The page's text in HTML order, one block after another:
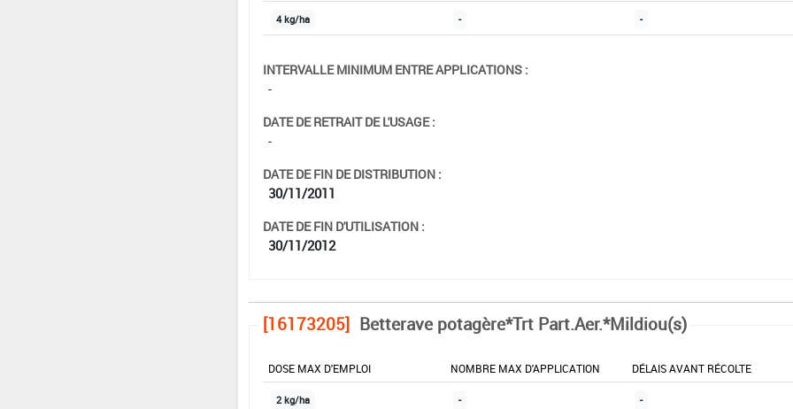
4 kg/ha - -
INTERVALLE MINIMUM ENTRE APPLICATIONS :
-
DATE DE RETRAIT DE L'USAGE :
-
DATE DE FIN DE DISTRIBUTION :
30/11/2011
DATE DE FIN D'UTILISATION :
30/11/2012
[16173205] Betterave potagère*Trt Part.Aer.*Mildiou(s)
DOSE MAX D'EMPLOI NOMBRE MAX D'APPLICATION DÉLAIS AVANT RÉCOLTE
2 kg/ha - -